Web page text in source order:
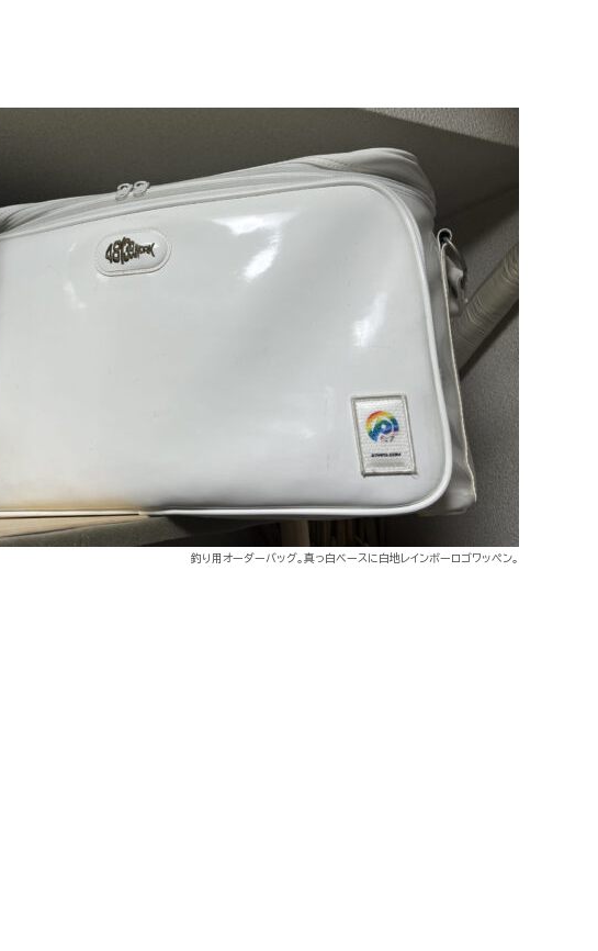
釣り用オーダーバッグ。真っ白ベースに白地レインボーロゴワッペン。